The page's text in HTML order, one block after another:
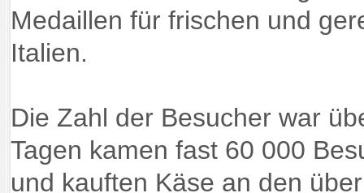
Medaillen für frischen und
Italien.
Die Zahl der Besucher war
Tagen kamen fast 60 000
und kauften Käse an den